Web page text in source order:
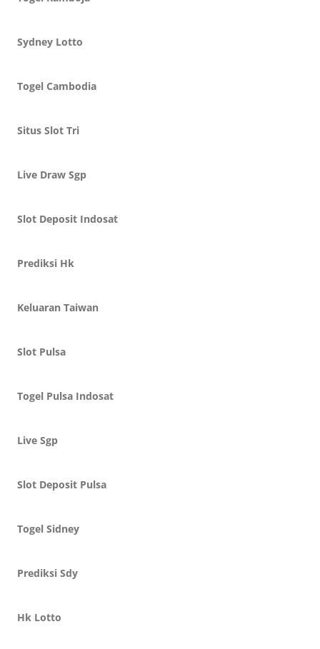
Sydney Lotto
Togel Cambodia
Situs Slot Tri
Live Draw Sgp
Slot Deposit Indosat
Prediksi Hk
Keluaran Taiwan
Slot Pulsa
Togel Pulsa Indosat
Live Sgp
Slot Deposit Pulsa
Togel Sidney
Prediksi Sdy
Hk Lotto